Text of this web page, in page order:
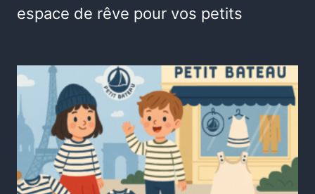
espace de rêve pour vos petits